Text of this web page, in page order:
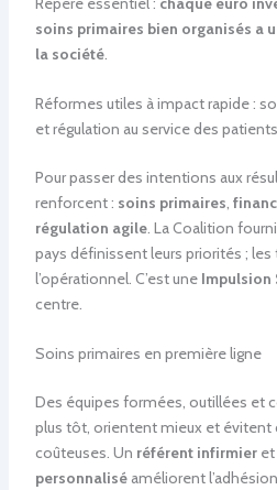
soins primaires bien organisés a
la société.
Réformes utiles à impact rapide :
et régulation au service des patients
Pour passer des intentions aux
renforcent : soins primaires,
régulation agile. La Coalition
pays définissent leurs priorités ;
l’opérationnel. C’est une Impulsion
centre.
Soins primaires en première ligne
Des équipes formées, outillées et
plus tôt, orientent mieux et évitent
coûteuses. Un référent infirmieret
personnaliséaméliorent